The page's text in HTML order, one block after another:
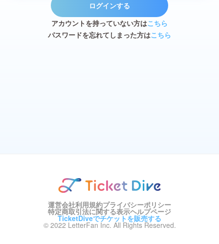
ログインする
アカウントを持っていない方はこちら
パスワードを忘れてしまった方はこちら
運営会社利用規約プライバシーポリシー
特定商取引法に関する表示ヘルプページ
TicketDiveでチケットを販売する
© 2022 LetterFan Inc. All Rights Reserved.